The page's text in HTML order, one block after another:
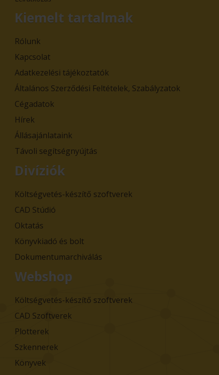
Kiemelt tartalmak
Rólunk
Kapcsolat
Adatkezelési tájékoztatók
Általános Szerződési Feltételek, Szabályzatok
Cégadatok
Hírek
Állásajánlataink
Távoli segítségnyújtás
Divíziók
Költségvetés-készítő szoftverek
CAD Stúdió
Oktatás
Könyvkiadó és bolt
Dokumentumarchiválás
Webshop
Költségvetés-készítő szoftverek
CAD Szoftverek
Plotterek
Szkennerek
Könyvek